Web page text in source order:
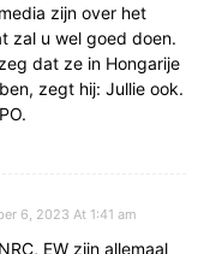
zijn over het
zal u wel goed doen.
dat ze in Hongarije
zegt hij: Jullie ook.
6, 2023 At 1:41 am
EW zijn allemaal